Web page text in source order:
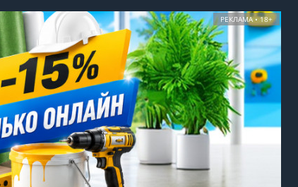
РЕКЛАМА • 18+